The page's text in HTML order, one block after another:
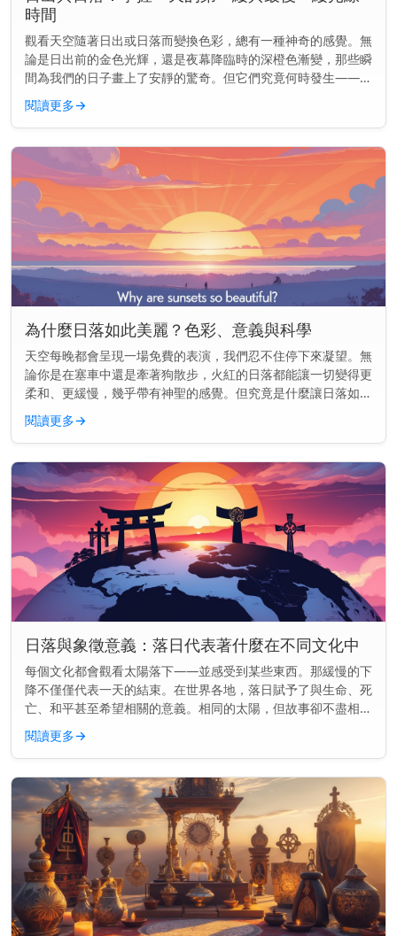
時間
觀看天空隨著日出或日落而變換色彩，總有一種神奇的感覺。無
論是日出前的金色光輝，還是夜幕降臨時的深橙色漸變，那些瞬
間為我們的日子畫上了安靜的驚奇。但它們究竟何時發生——以
及為何會改變？ 主要見解： 日出和日落並非每天都在同一時間
發生。由於地球...
閱讀更多→
為什麼日落如此美麗？色彩、意義與科學
天空每晚都會呈現一場免費的表演，我們忍不住停下來凝望。無
論你是在塞車中還是牽著狗散步，火紅的日落都能讓一切變得更
柔和、更緩慢，幾乎帶有神聖的感覺。但究竟是什麼讓日落如此
迷人——以及為何它們似乎能觸動我們內心深處的某些東西？
主要見解： 日落...
閱讀更多→
日落與象徵意義：落日代表著什麼在不同文化中
每個文化都會觀看太陽落下——並感受到某些東西。那緩慢的下
降不僅僅代表一天的結束。在世界各地，落日賦予了與生命、死
亡、和平甚至希望相關的意義。相同的太陽，但故事卻不盡相
同。 主要見解： 在各種文化中，落日常常象徵結束、反思與轉
變——但其意義會...
閱讀更多→